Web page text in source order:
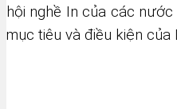
hội nghề In của các
mục tiêu và điều kiện của